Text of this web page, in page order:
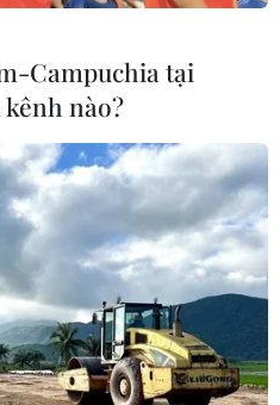
phó tình
mục trang
hoạt
nhân
Campuchia tại
kênh nào?